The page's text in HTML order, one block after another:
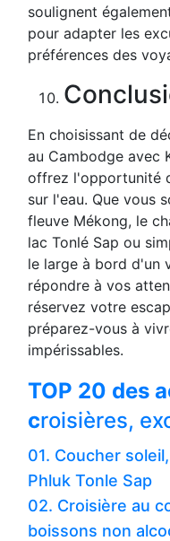
soulignent
pour adapter les
préférences des
En choisissant de
au Cambodge avec
offrez l'opportunité
sur l'eau. Que vous
fleuve Mékong, le
lac Tonlé Sap ou
le large à bord d'un
répondre à vos
réservez votre
préparez-vous à
impérissables.
TOP 20 des
croisières,
01. Coucher
Phluk Tonle Sap
02. Croisière au
boissons non